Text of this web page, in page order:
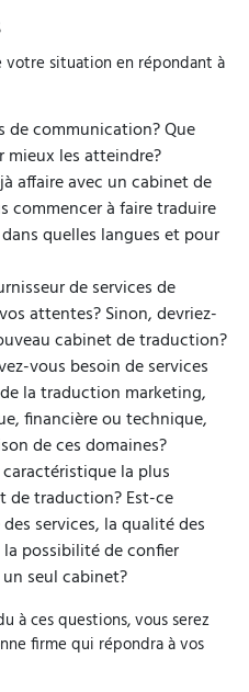
votre situation en répondant à
de communication? Que
mieux les atteindre?
affaire avec un cabinet de
commencer à faire traduire
quelles langues et pour
de services de
attentes? Sinon, devriez-
cabinet de traduction?
vous besoin de services
la traduction marketing,
financière ou technique,
de ces domaines?
la plus
de traduction? Est-ce
services, la qualité des
possibilité de confier
seul cabinet?
à ces questions, vous serez
firme qui répondra à vos